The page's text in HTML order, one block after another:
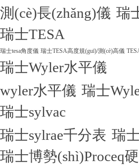
測(cè)長(zhǎng)儀 瑞
瑞士TESA
瑞士tesa角度儀 瑞士TESA高度規(guī)/測(cè)高儀
瑞士Wyler水平儀
wyler水平儀 瑞士
瑞士sylvac
瑞士sylrae千分表 瑞
瑞士博勢(shì)Proceq